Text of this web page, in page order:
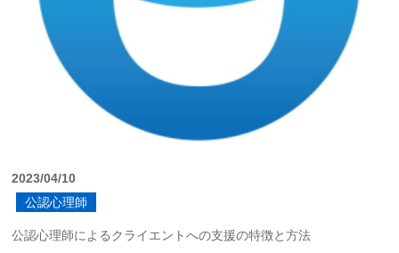
2023/04/10
公認心理師
公認心理師によるクライエントへの支援の特徴と方法